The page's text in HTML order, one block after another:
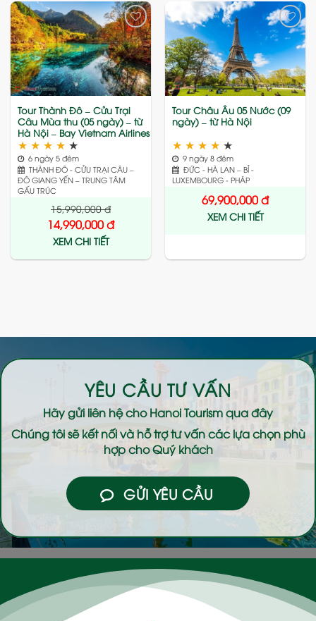
Add
to
wishlist
Tour Thành Đô – Cửu Trại
Câu Mùa thu (05 ngày) – từ
Hà Nội – Bay Vietnam Airlines
★ ★ ★ ★ ★
6 ngày 5 đêm
THÀNH ĐÔ - CỬU TRẠI CÂU –
ĐÔ GIANG YẾN – TRUNG TÂM
GẤU TRÚC
15,990,000đ
14,990,000đ
XEM CHI TIẾT
Add
to
wishlist
Tour Châu Âu 05 Nước (09
ngày) – từ Hà Nội
★ ★ ★ ★ ★
9 ngày 8 đêm
ĐỨC - HÀ LAN – BỈ -
LUXEMBOURG - PHÁP
69,900,000đ
XEM CHI TIẾT
YÊU CẦU TƯ VẤN
Hãy gửi liên hệ choHanoi Tourismqua đây
Chúng tôi sẽ kết nối và hỗ trợ tư vấn các lựa chọn phù
hợp cho Quý khách
GỬI YÊU CẦU